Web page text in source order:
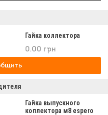
Гайка коллектора
0.00 грн
Гайка выпускного
коллектора м8 espero